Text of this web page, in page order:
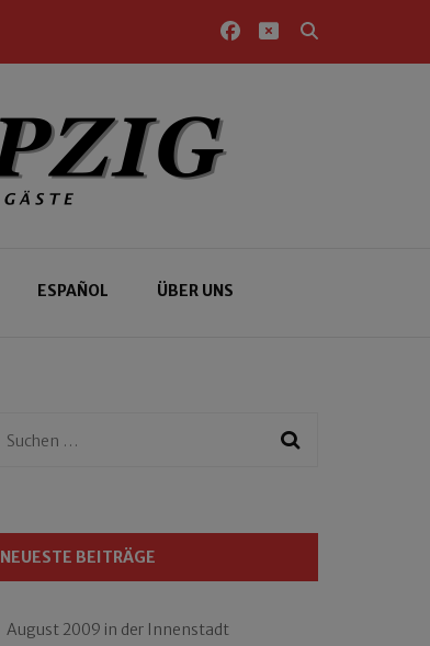
ESPAÑOL ÜBER UNS
Suchen
NEUESTE BEITRÄGE
August 2009 in der Innenstadt